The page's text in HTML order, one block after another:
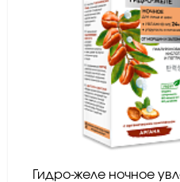
Гидро-желе ночное